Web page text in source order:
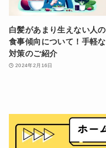
白髪があまり生えない人の
食事傾向について！手軽な
対策のご紹介
2024年2月16日